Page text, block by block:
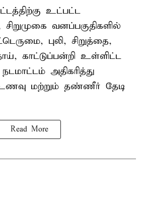
உட்பட்ட
வனப்பகுதிகளில்
புலி, சிறுத்தை,
காட்டுப்பன்றி உள்ளிட்ட
அதிகரித்து
உணவு மற்றும் தண்ணீர் தேடி
Read More